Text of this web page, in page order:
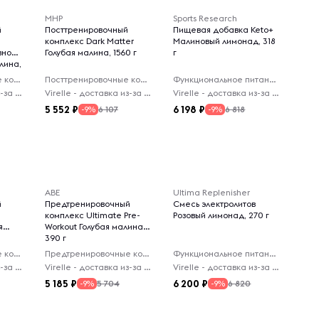
Предтренировочные комплексы
Virelle - доставка из-за рубежа
MHP
Посттренировочный
комплекс Dark Matter
Голубая малина, 1560 г
Посттренировочные комплексы
Virelle - доставка из-за рубежа
5 552 -9% 6 107
Sports Research
Пищевая добавка Keto+
Малиновый лимонад, 318
г
Функциональное питание
Virelle - доставка из-за рубежа
6 198 -9% 6 818
Предтренировочные комплексы
Virelle - доставка из-за рубежа
ABE
Предтренировочный
комплекс Ultimate Pre-
Workout Голубая малина,
390 г
Предтренировочные комплексы
Virelle - доставка из-за рубежа
5 185 -9% 5 704
Ultima Replenisher
Смесь электролитов
Розовый лимонад, 270 г
Функциональное питание
Virelle - доставка из-за рубежа
6 200 -9% 6 820